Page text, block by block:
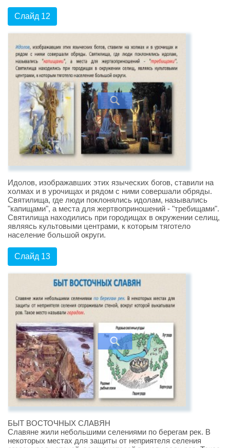
Слайд 12
Идолов, изображавших этих языческих богов, ставили на
холмах и в урочищах и рядом с ними совершали обряды.
Святилища, где люди поклонялись идолам, назывались
"капищами", а места для жертвоприношений - "требищами".
Святилища находились при городищах в окружении селищ,
являясь культовыми центрами, к которым тяготело
население большой округи.
Слайд 13
БЫТ ВОСТОЧНЫХ СЛАВЯН
Славяне жили небольшими селениями по берегам рек. В
некоторых местах для защиты от неприятеля селения